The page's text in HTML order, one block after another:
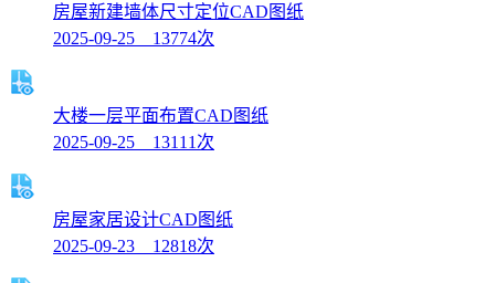
房屋新建墙体尺寸定位CAD图纸
2025-09-25 13774次
大楼一层平面布置CAD图纸
2025-09-25 13111次
房屋家居设计CAD图纸
2025-09-23 12818次